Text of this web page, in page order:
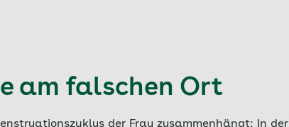
am falschen Ort
der Frau zusammenhängt: In der